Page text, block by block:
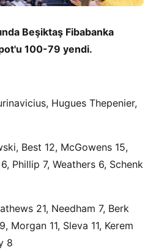
Beşiktaş Fibabanka
100-79 yendi.
Hugues Thepenier,
Best 12, McGowens 15,
Phillip 7, Weathers 6, Schenk
21, Needham 7, Berk
Morgan 11, Sleva 11, Kerem
8